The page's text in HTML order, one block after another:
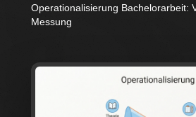
Operationalisierung Bachelorarbeit:
Messung